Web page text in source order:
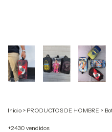
Inicio > PRODUCTOS DE HOMBRE >
+2430 vendidos